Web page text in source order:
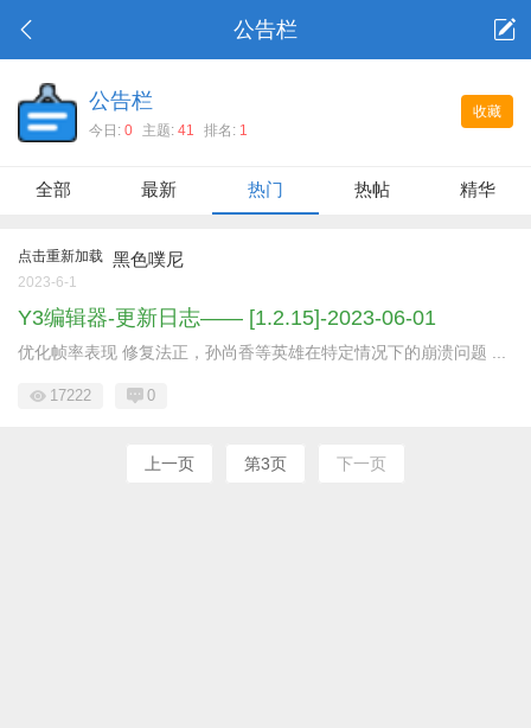
公告栏
收藏
公告栏
今日: 0 主题: 41 排名: 1
全部 最新 热门 热帖 精华
点击重新加载 黑色噗尼
2023-6-1
Y3编辑器-更新日志—— [1.2.15]-2023-06-01
优化帧率表现 修复法正，孙尚香等英雄在特定情况下的崩溃问题 ...
17222 0
上一页 第3页 下一页